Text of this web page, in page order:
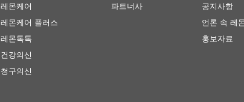
레몬케어
레몬케어 플러스
레몬톡톡
건강의신
청구의신
파트너사
공지사항
언론 속 레
홍보자료